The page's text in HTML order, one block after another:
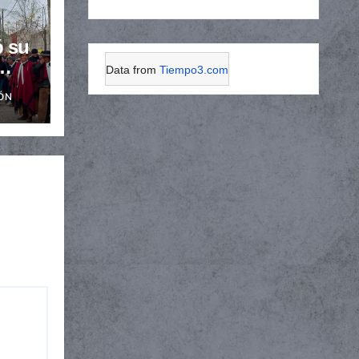
su
Data from Tiempo3.com